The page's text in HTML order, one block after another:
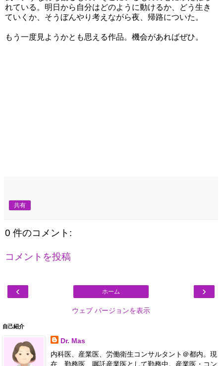
れている。明日から自分はどのように動けるか、どう生き
ていくか、そうぼんやり考えながら夜、帰路についた。
もう一度見ようかとも思える作品。機会があればぜひ。
共有
0 件のコメント:
コメントを投稿
‹ ›
ホーム
ウェブ バージョンを表示
自己紹介
Dr. Mas
内科医、産業医、労働衛生コンサルタント＠都内。現
在、勤務医、嘱託産業医として勤務中。産業医・コン